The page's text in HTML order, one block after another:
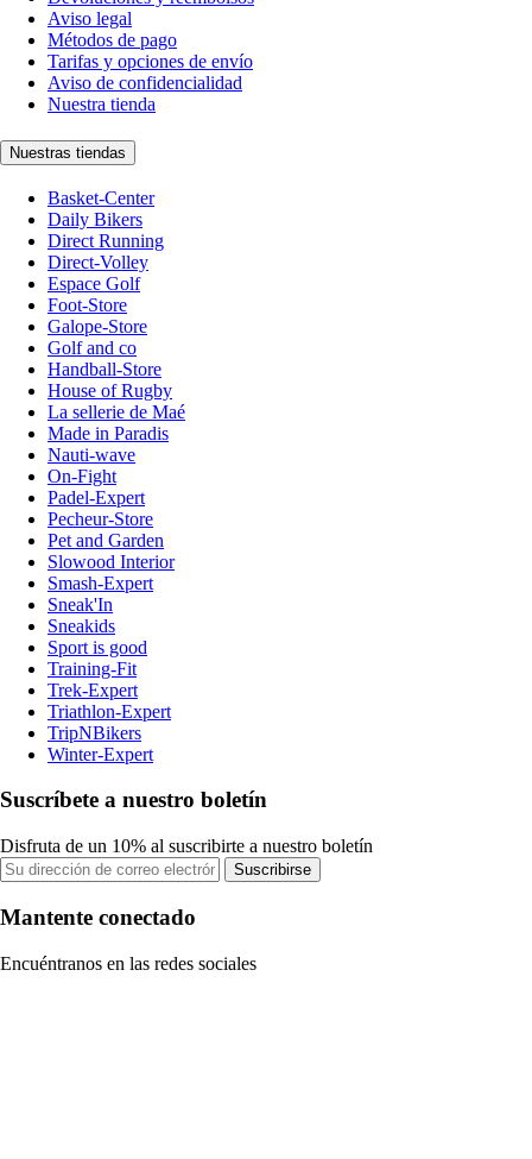
Aviso legal
Métodos de pago
Tarifas y opciones de envío
Aviso de confidencialidad
Nuestra tienda
Nuestras tiendas
Basket-Center
Daily Bikers
Direct Running
Direct-Volley
Espace Golf
Foot-Store
Galope-Store
Golf and co
Handball-Store
House of Rugby
La sellerie de Maé
Made in Paradis
Nauti-wave
On-Fight
Padel-Expert
Pecheur-Store
Pet and Garden
Slowood Interior
Smash-Expert
Sneak'In
Sneakids
Sport is good
Training-Fit
Trek-Expert
Triathlon-Expert
TripNBikers
Winter-Expert
Suscríbete a nuestro boletín
Disfruta de un 10% al suscribirte a nuestro boletín
Suscribirse
Mantente conectado
Encuéntranos en las redes sociales